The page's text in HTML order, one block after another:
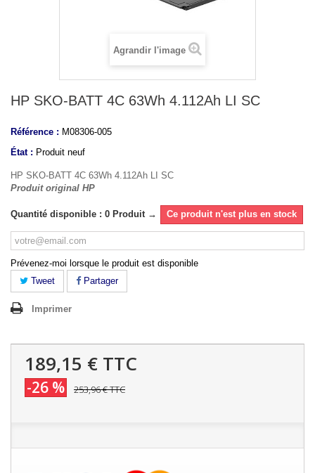
Agrandir l'image
HP SKO-BATT 4C 63Wh 4.112Ah LI SC
Référence : M08306-005
État : Produit neuf
HP SKO-BATT 4C 63Wh 4.112Ah LI SC
Produit original HP
Quantité disponible : 0 Produit → Ce produit n'est plus en stock
Prévenez-moi lorsque le produit est disponible
Tweet
Partager
Imprimer
189,15 € TTC
-26 % 253,96 €TTC